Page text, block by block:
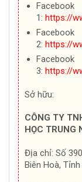
Facebook
1: https://
Facebook
2: https://
Facebook
3: https://
Sở hữu:
CÔNG TY
HỌC TRUNG
Địa chỉ: Số
Biên Hoà,